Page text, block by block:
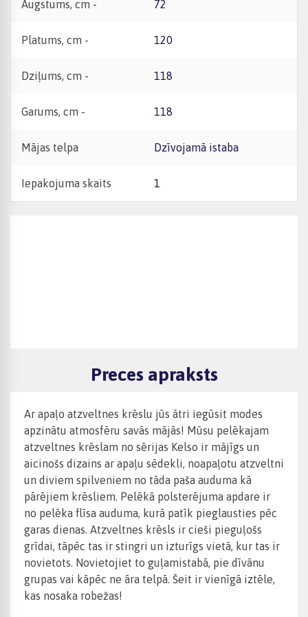
Augstums, cm - 72
Platums, cm - 120
Dziļums, cm - 118
Garums, cm - 118
Mājas telpa Dzīvojamā istaba
Iepakojuma skaits 1
Preces apraksts
Ar apaļo atzveltnes krēslu jūs ātri iegūsit modes
apzinātu atmosfēru savās mājās! Mūsu pelēkajam
atzveltnes krēslam no sērijas Kelso ir mājīgs un
aicinošs dizains ar apaļu sēdekli, noapaļotu atzveltni
un diviem spilveniem no tāda paša auduma kā
pārējiem krēsliem. Pelēkā polsterējuma apdare ir
no pelēka flīsa auduma, kurā patīk pieglausties pēc
garas dienas. Atzveltnes krēsls ir cieši pieguļošs
grīdai, tāpēc tas ir stingri un izturīgs vietā, kur tas ir
novietots. Novietojiet to guļamistabā, pie dīvānu
grupas vai kāpēc ne āra telpā. Šeit ir vienīgā iztēle,
kas nosaka robežas!